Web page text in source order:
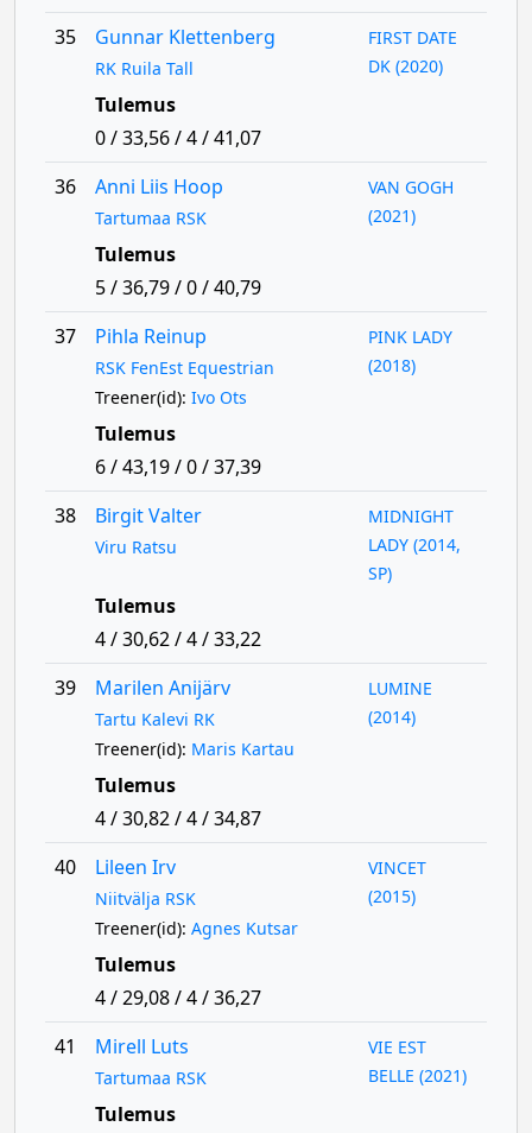
35
Gunnar Klettenberg
RK Ruila Tall
FIRST DATE
DK (2020)
Tulemus
0 / 33,56 / 4 / 41,07
36
Anni Liis Hoop
Tartumaa RSK
VAN GOGH
(2021)
Tulemus
5 / 36,79 / 0 / 40,79
37
Pihla Reinup
RSK FenEst Equestrian
Treener(id): Ivo Ots
PINK LADY
(2018)
Tulemus
6 / 43,19 / 0 / 37,39
38
Birgit Valter
Viru Ratsu
MIDNIGHT
LADY (2014,
SP)
Tulemus
4 / 30,62 / 4 / 33,22
39
Marilen Anijärv
Tartu Kalevi RK
Treener(id): Maris Kartau
LUMINE
(2014)
Tulemus
4 / 30,82 / 4 / 34,87
40
Lileen Irv
Niitvälja RSK
Treener(id): Agnes Kutsar
VINCET
(2015)
Tulemus
4 / 29,08 / 4 / 36,27
41
Mirell Luts
Tartumaa RSK
VIE EST
BELLE (2021)
Tulemus